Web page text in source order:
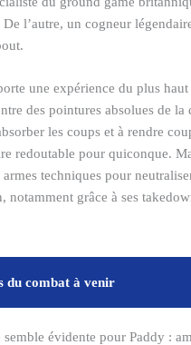
De l’autre, un cogneur
une expérience du plus
des pointures absolues de la
les coups et à rendre
redoutable pour quiconque.
armes techniques pour
notamment grâce à ses
du combat à venir
semble évidente pour Paddy :